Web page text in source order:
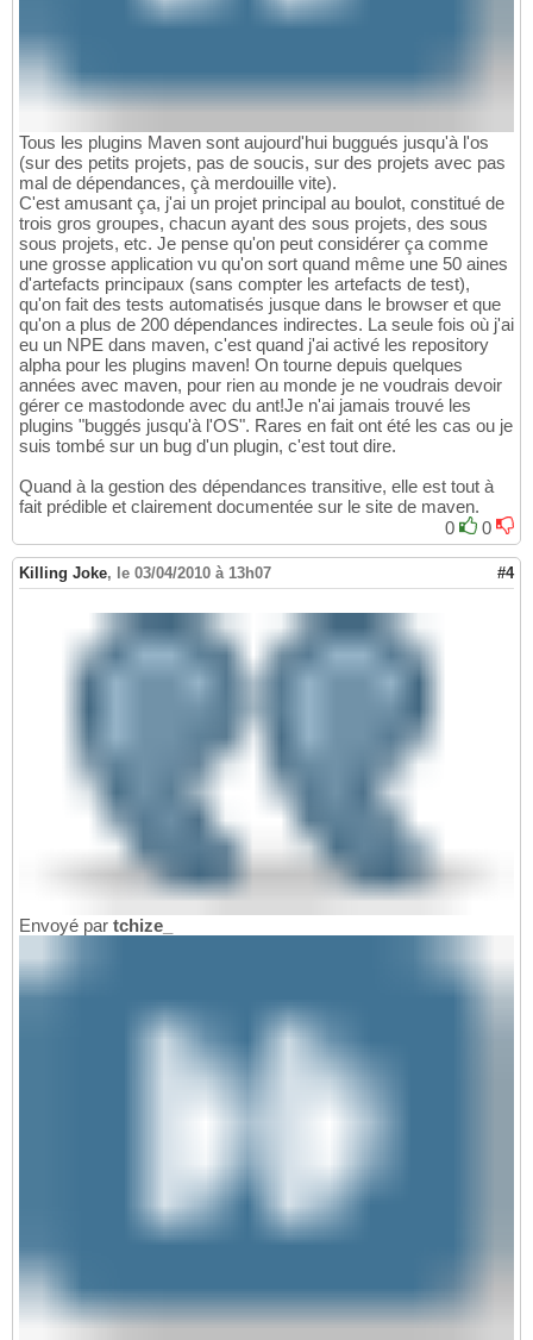
Tous les plugins Maven sont aujourd'hui buggués jusqu'à l'os
(sur des petits projets, pas de soucis, sur des projets avec pas
mal de dépendances, çà merdouille vite).
C'est amusant ça, j'ai un projet principal au boulot, constitué de
trois gros groupes, chacun ayant des sous projets, des sous
sous projets, etc. Je pense qu'on peut considérer ça comme
une grosse application vu qu'on sort quand même une 50 aines
d'artefacts principaux (sans compter les artefacts de test),
qu'on fait des tests automatisés jusque dans le browser et que
qu'on a plus de 200 dépendances indirectes. La seule fois où j'ai
eu un NPE dans maven, c'est quand j'ai activé les repository
alpha pour les plugins maven! On tourne depuis quelques
années avec maven, pour rien au monde je ne voudrais devoir
gérer ce mastodonde avec du ant!Je n'ai jamais trouvé les
plugins "buggés jusqu'à l'OS". Rares en fait ont été les cas ou je
suis tombé sur un bug d'un plugin, c'est tout dire.
Quand à la gestion des dépendances transitive, elle est tout à
fait prédible et clairement documentée sur le site de maven.
0
0
Killing Joke, le 03/04/2010 à 13h07 #4
Envoyé par tchize_